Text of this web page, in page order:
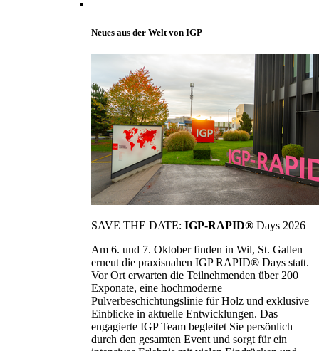
Neues aus der Welt von IGP
SAVE THE DATE: IGP-RAPID® Days 2026
Am 6. und 7. Oktober finden in Wil, St. Gallen
erneut die praxisnahen IGP RAPID® Days statt.
Vor Ort erwarten die Teilnehmenden über 200
Exponate, eine hochmoderne
Pulverbeschichtungslinie für Holz und exklusive
Einblicke in aktuelle Entwicklungen. Das
engagierte IGP Team begleitet Sie persönlich
durch den gesamten Event und sorgt für ein